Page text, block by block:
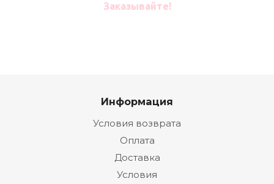
Заказывайте!
Информация
Условия возврата
Оплата
Доставка
Условия